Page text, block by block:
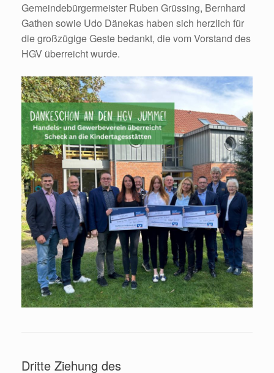
Gemeindebürgermeister Ruben Grüssing, Bernhard
Gathen sowie Udo Dänekas haben sich herzlich für
die großzügige Geste bedankt, die vom Vorstand des
HGV überreicht wurde.
Dritte Ziehung des